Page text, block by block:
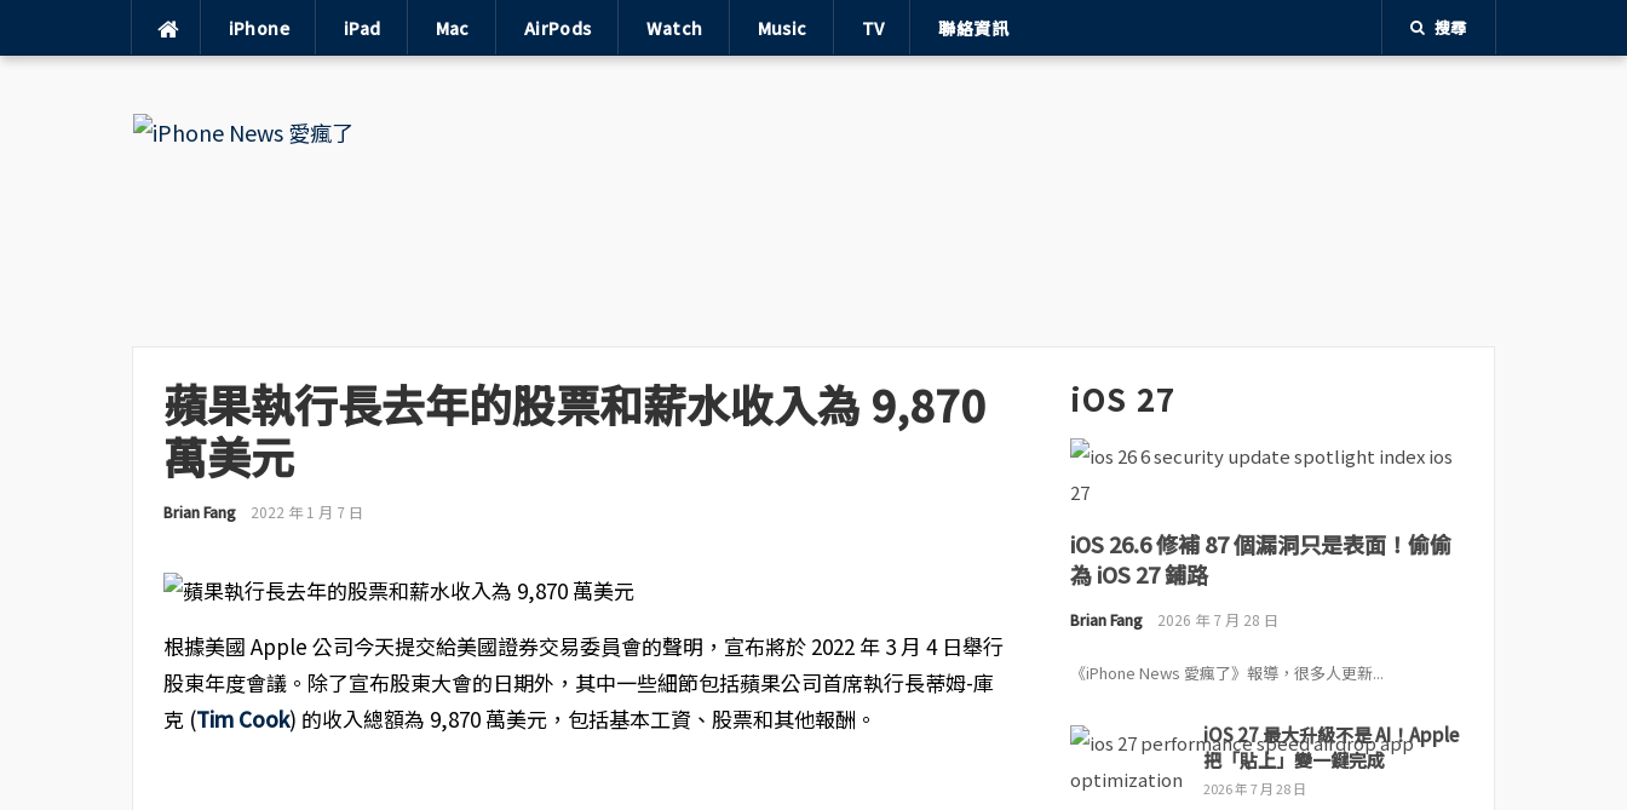
iPhone iPad Mac AirPods Watch Music TV 聯絡資訊 搜尋
蘋果執行長去年的股票和薪水收入為 9,870
萬美元
Brian Fang 2022 年 1 月 7 日
根據美國 Apple 公司今天提交給美國證券交易委員會的聲明，宣布將於 2022 年 3 月 4 日舉行
股東年度會議。除了宣布股東大會的日期外，其中一些細節包括蘋果公司首席執行長蒂姆-庫
克 (Tim Cook) 的收入總額為 9,870 萬美元，包括基本工資、股票和其他報酬。
iOS 27
iOS 26.6 修補 87 個漏洞只是表面！偷偷
為 iOS 27 鋪路
Brian Fang 2026 年 7 月 28 日
《iPhone News 愛瘋了》報導，很多人更新...
iOS 27 最大升級不是 AI！Apple
把「貼上」變一鍵完成
2026 年 7 月 28 日